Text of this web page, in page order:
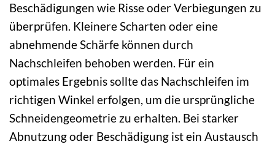
Beschädigungen wie Risse oder Verbiegungen zu
überprüfen. Kleinere Scharten oder eine
abnehmende Schärfe können durch
Nachschleifen behoben werden. Für ein
optimales Ergebnis sollte das Nachschleifen im
richtigen Winkel erfolgen, um die ursprüngliche
Schneidengeometrie zu erhalten. Bei starker
Abnutzung oder Beschädigung ist ein Austausch